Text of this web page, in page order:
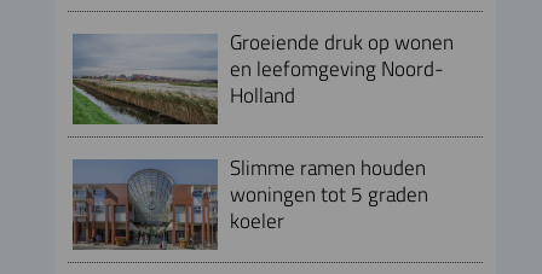
Groeiende druk op wonen
en leefomgeving Noord-
Holland
Slimme ramen houden
woningen tot 5 graden
koeler